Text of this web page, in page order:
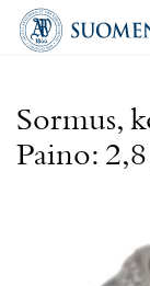
Sormus,
Paino: